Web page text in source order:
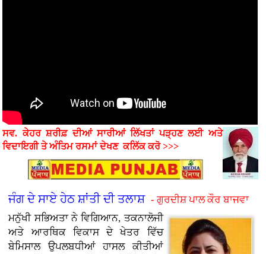
ਸਵ. ਕੇਹਰ ਸ਼ਰੀਫ਼ ਦੀਆਂ ਸਾਰੀਆਂ ਲਿੱਖਤਾਂ ਪੜ੍ਹਣ ਲਈ ਅਤੇ
ਵਿਦਾਇਗੀ ਤੇ ਅੰਤਿਮ ਰਸਮਾਂਦੇਖਣ ਕਲਿੱਕ ਕਰੋ >>>
ਜੰਗ ਦੇ ਸਾਏ ਹੇਠ ਸ਼ਾਂਤੀ ਦੀ ਤਲਾਸ਼- ਗੁਰਦੀਸ਼ ਪਾਲ ਕੌਰ ਬਾਜਵਾ
ਮਨੁੱਖੀ ਸਭਿਅਤਾ ਨੇ ਵਿਗਿਆਨ, ਤਕਨਾਲੋਜੀ
ਅਤੇ ਆਰਥਿਕ ਵਿਕਾਸ ਦੇ ਖੇਤਰ ਵਿੱਚ
ਬੇਮਿਸਾਲ ਉਪਲਬਧੀਆਂ ਹਾਸਲ ਕੀਤੀਆਂ